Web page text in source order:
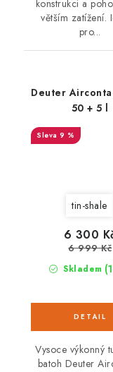
konstrukci a
větším zatížení.
pro...
Deuter
50 + 5 l
9 %
tin-shale
Skladem
6 300
6 999 Kč
Vysoce výkonný
batoh Deuter